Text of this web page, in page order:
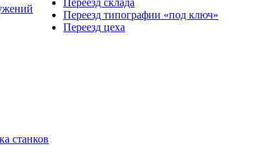
Переезд склада
Переезд типографии «под ключ»
Переезд цеха
станков